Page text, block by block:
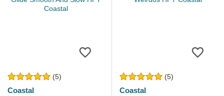
(5)
Coastal
(5)
Coastal